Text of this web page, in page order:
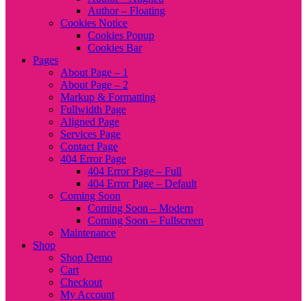
Author – Floating
Cookies Notice
Cookies Popup
Cookies Bar
Pages
About Page – 1
About Page – 2
Markup & Formatting
Fullwidth Page
Aligned Page
Services Page
Contact Page
404 Error Page
404 Error Page – Full
404 Error Page – Default
Coming Soon
Coming Soon – Modern
Coming Soon – Fullscreen
Maintenance
Shop
Shop Demo
Cart
Checkout
My Account